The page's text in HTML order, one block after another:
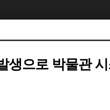
생으로 박물관